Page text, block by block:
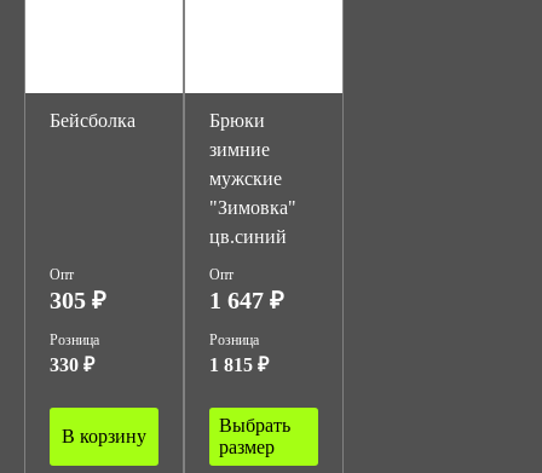
Бейсболка
Опт
305 ₽
Розница
330 ₽
В корзину
Брюки
зимние
мужские
"Зимовка"
цв.синий
Опт
1 647 ₽
Розница
1 815 ₽
Выбрать
размер